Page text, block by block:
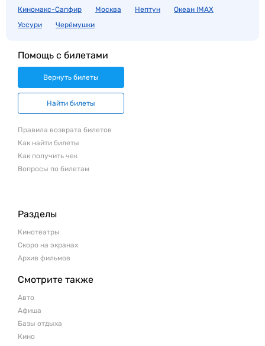
Киномакс-Сапфир
Москва Нептун
Океан IMAX
Уссури
Черёмушки
Помощь с билетами
Вернуть билеты
Найти билеты
Правила возврата билетов
Как найти билеты
Как получить чек
Вопросы по билетам
Разделы
Кинотеатры
Скоро на экранах
Архив фильмов
Смотрите также
Авто
Афиша
Базы отдыха
Кино